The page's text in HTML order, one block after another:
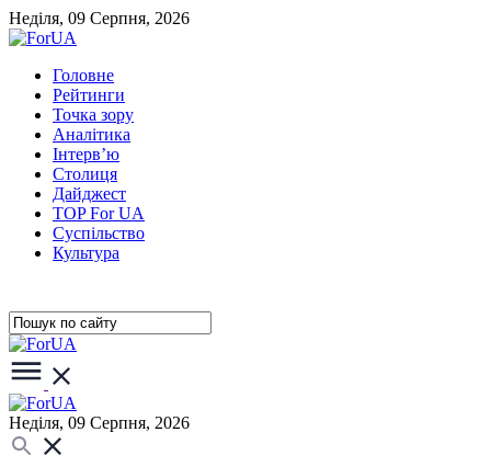
Неділя, 09 Серпня, 2026
Головне
Рейтинги
Точка зору
Аналітика
Інтерв’ю
Столиця
Дайджест
TOP For UA
Суспiльство
Культура
Неділя, 09 Серпня, 2026